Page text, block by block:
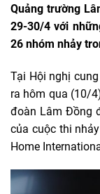
Quảng trường
29-30/4 với
26 nhóm nhảy
Tại Hội nghị
ra hôm qua (10/
đoàn Lâm Đồng
của cuộc thi
Home